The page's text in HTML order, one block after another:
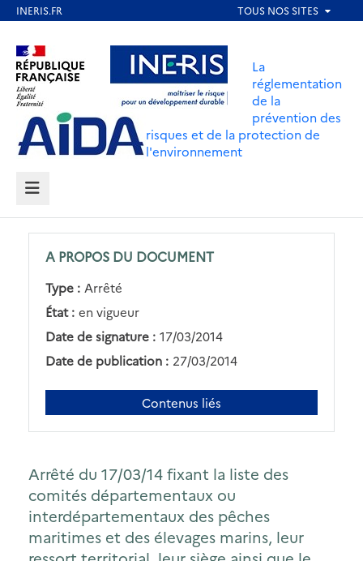
contenu
principal
Aller au contenu Aller au menu
Aller au pied de page
La
réglementation
de la
prévention des
risques et de la protection de
l'environnement
MENU
A PROPOS DU DOCUMENT
Type : Arrêté
État : en vigueur
Date de signature : 17/03/2014
Date de publication : 27/03/2014
Contenus liés
Arrêté du 17/03/14 fixant la liste des
comités départementaux ou
interdépartementaux des pêches
maritimes et des élevages marins, leur